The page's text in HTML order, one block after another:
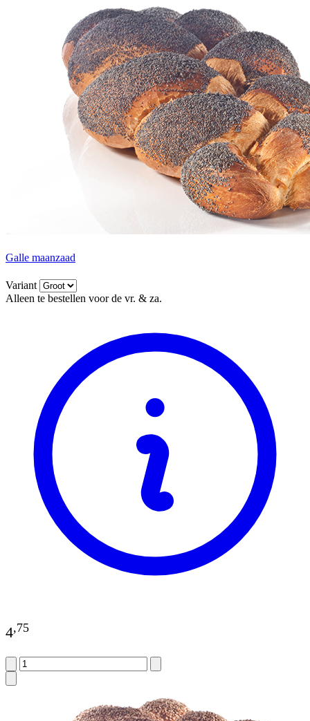
Galle maanzaad
Variant
Alleen te bestellen voor de vr. & za.
4,75